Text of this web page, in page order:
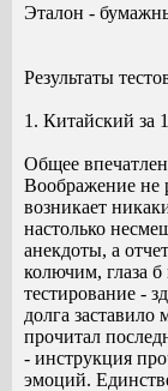
Эталон -
Результаты
1. Китайский за
Общее
Воображение не
возникает
настолько
анекдоты, а
колючим, глаза
тестирование -
долга
прочитал
- инструкция
эмоций.